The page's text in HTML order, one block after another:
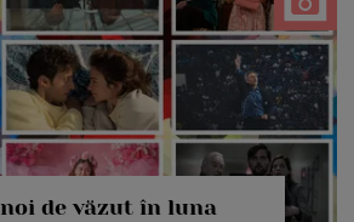
de văzut în luna